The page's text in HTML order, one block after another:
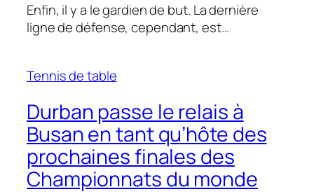
Enfin, il y a le gardien de but. La dernière
ligne de défense, cependant, est…
Tennis de table
Durban passe le relais à
Busan en tant qu’hôte des
prochaines finales des
Championnats du monde